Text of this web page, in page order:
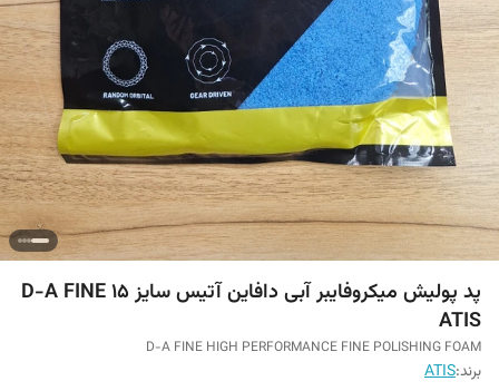
پد پولیش میکروفایبر آبی دافاین آتیس سایز ۱۵ D-A FINE
ATIS
D-A FINE HIGH PERFORMANCE FINE POLISHING FOAM
برند:ATIS